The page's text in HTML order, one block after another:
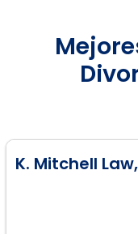
K. Mitchell Law,